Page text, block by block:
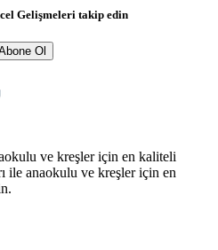
Gelişmeleri takip edin
Ol
ve kreşler için en kaliteli
ile anaokulu ve kreşler için en